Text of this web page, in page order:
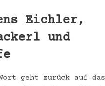
Eichler,
und
geht zurück auf das